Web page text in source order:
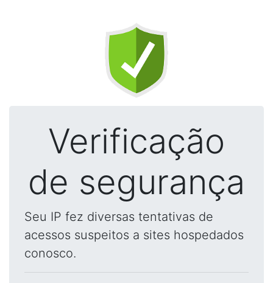
Verificação
de segurança
Seu IP fez diversas tentativas de
acessos suspeitos a sites hospedados
conosco.